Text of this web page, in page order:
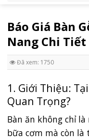
Báo Giá Bàn
Nang Chi
Đã xem: 1750
1. Giới Thiệu:
Quan Trọng?
Bàn ăn không chỉ
bữa cơm mà còn